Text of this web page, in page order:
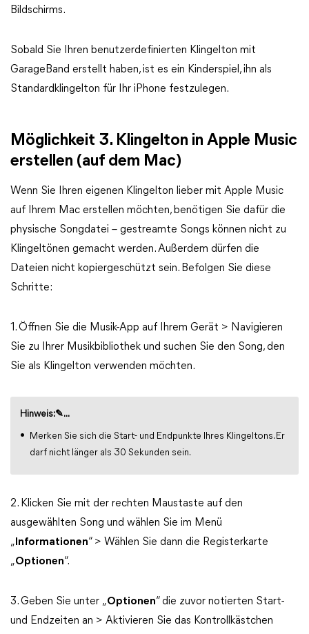
Bildschirms.
Sobald Sie Ihren benutzerdefinierten Klingelton mit
GarageBand erstellt haben, ist es ein Kinderspiel, ihn als
Standardklingelton für Ihr iPhone festzulegen.
Möglichkeit 3. Klingelton in Apple Music
erstellen (auf dem Mac)
Wenn Sie Ihren eigenen Klingelton lieber mit Apple Music
auf Ihrem Mac erstellen möchten, benötigen Sie dafür die
physische Songdatei – gestreamte Songs können nicht zu
Klingeltönen gemacht werden. Außerdem dürfen die
Dateien nicht kopiergeschützt sein. Befolgen Sie diese
Schritte:
1. Öffnen Sie die Musik-App auf Ihrem Gerät > Navigieren
Sie zu Ihrer Musikbibliothek und suchen Sie den Song, den
Sie als Klingelton verwenden möchten.
Hinweis:✎...
Merken Sie sich die Start- und Endpunkte Ihres Klingeltons. Er
darf nicht länger als 30 Sekunden sein.
2. Klicken Sie mit der rechten Maustaste auf den
ausgewählten Song und wählen Sie im Menü
„ Informationen“ > Wählen Sie dann die Registerkarte
„Optionen“.
3. Geben Sie unter „Optionen“ die zuvor notierten Start-
und Endzeiten an > Aktivieren Sie das Kontrollkästchen